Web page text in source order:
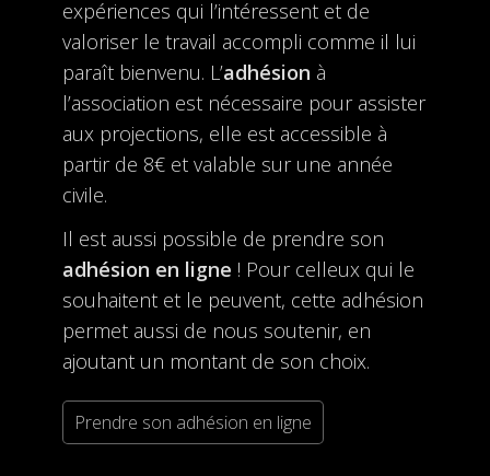
expériences qui l’intéressent et de
valoriser le travail accompli comme il lui
paraît bienvenu. L’adhésion à
l’association est nécessaire pour assister
aux projections, elle est accessible à
partir de 8€ et valable sur une année
civile.
Il est aussi possible de prendre son
adhésion en ligne ! Pour celleux qui le
souhaitent et le peuvent, cette adhésion
permet aussi de nous soutenir, en
ajoutant un montant de son choix.
Prendre son adhésion en ligne